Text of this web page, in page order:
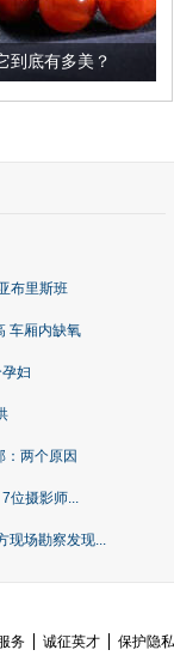
布里斯班
车厢内缺氧
妇
：两个原因
位摄影师...
现场勘察发现...
务 诚征英才
保护隐